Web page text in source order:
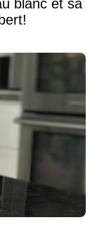
blanc et sa